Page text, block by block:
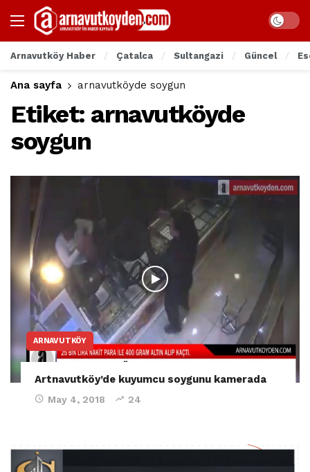
Arnavutköy Haber Çatalca Sultangazi Güncel
Ana sayfa arnavutköyde soygun
Etiket: arnavutköyde
soygun
ARNAVUTKÖY
Artnavutköy’de kuyumcu soygunu kamerada
May 4, 2018 24